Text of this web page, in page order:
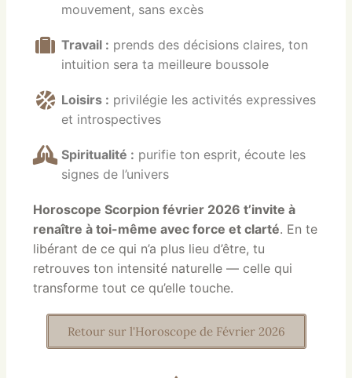
mouvement, sans excès
Travail : prends des décisions claires, ton
intuition sera ta meilleure boussole
Loisirs : privilégie les activités expressives
et introspectives
Spiritualité : purifie ton esprit, écoute les
signes de l’univers
Horoscope Scorpion février 2026 t’invite à
renaître à toi-même avec force et clarté. En te
libérant de ce qui n’a plus lieu d’être, tu
retrouves ton intensité naturelle — celle qui
transforme tout ce qu’elle touche.
Retour sur l'Horoscope de Février 2026